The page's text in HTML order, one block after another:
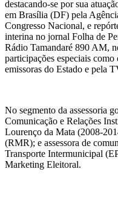
destacando-se por sua
em Brasília (DF) pela
Congresso Nacional, e
interina no jornal Folha de
Rádio Tamandaré 890 AM,
participações especiais
emissoras do Estado e pela
No segmento da assessoria
Comunicação e Relações
Lourenço da Mata (2008-
(RMR); e assessora de
Transporte Intermunicipal
Marketing Eleitoral.